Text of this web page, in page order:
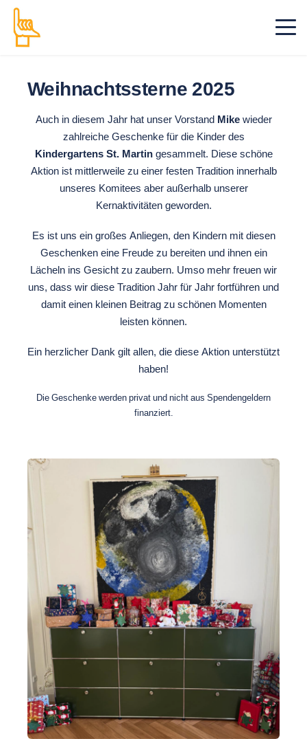
Weihnachtssterne 2025
Auch in diesem Jahr hat unser Vorstand Mike wieder
zahlreiche Geschenke für die Kinder des
Kindergartens St. Martingesammelt. Diese schöne
Aktion ist mittlerweile zu einer festen Tradition innerhalb
unseres Komitees aber außerhalb unserer
Kernaktivitäten geworden.
Es ist uns ein großes Anliegen, den Kindern mit diesen
Geschenken eine Freude zu bereiten und ihnen ein
Lächeln ins Gesicht zu zaubern. Umso mehr freuen wir
uns, dass wir diese Tradition Jahr für Jahr fortführen und
damit einen kleinen Beitrag zu schönen Momenten
leisten können.
Ein herzlicher Dank gilt allen, die diese Aktion unterstützt
haben!
Die Geschenke werden privat und nicht aus Spendengeldern
finanziert.